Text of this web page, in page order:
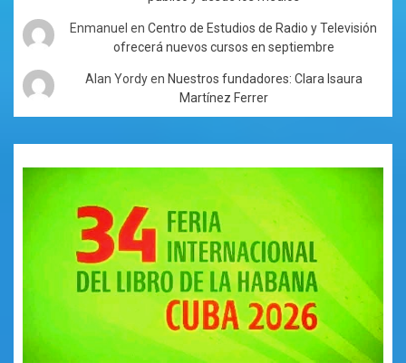
Enmanuel enCentro de Estudios de Radio y Televisión
ofrecerá nuevos cursos en septiembre
Alan Yordyen Nuestros fundadores: Clara Isaura
Martínez Ferrer